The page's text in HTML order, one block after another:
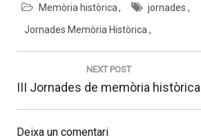
Memòria històrica
jornades
Jornades Memòria Històrica
Navegació
NEXT POST
Next
post:
III Jornades de memòria històrica
Deixa un comentari